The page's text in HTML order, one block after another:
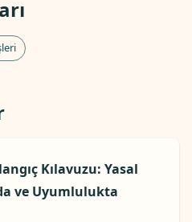
​​Kılavuzu: Yasal
ve Uyumlulukta